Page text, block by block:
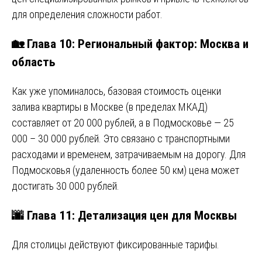
для определения сложности работ.
🏡 Глава 10: Региональный фактор: Москва и
область
Как уже упоминалось, базовая стоимость оценки
залива квартиры в Москве (в пределах МКАД)
составляет от 20 000 рублей, а в Подмосковье — 25
000 – 30 000 рублей. Это связано с транспортными
расходами и временем, затрачиваемым на дорогу. Для
Подмосковья (удаленность более 50 км) цена может
достигать 30 000 рублей.
🌆 Глава 11: Детализация цен для Москвы
Для столицы действуют фиксированные тарифы.